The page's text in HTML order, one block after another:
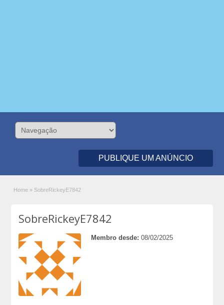
PUBLIQUE UM ANÚNCIO
Home » SobreRickeyE7842
SobreRickeyE7842
Membro desde: 08/02/2025